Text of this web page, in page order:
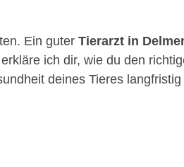
Ein guter Tierarzt in
ich dir, wie du den
deines Tieres